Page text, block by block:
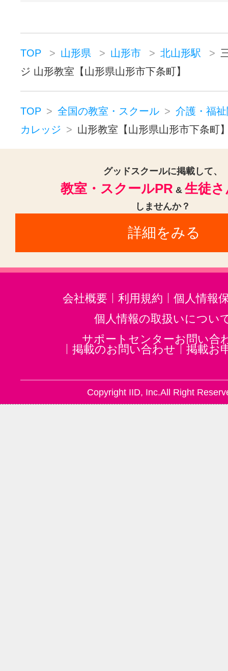
TOP 山形県 山形市 北山形駅
ジ 山形教室【山形県山形市下条町】
TOP 全国の教室・スクール
介護・福
カレッジ
山形教室【山形県山形市下条町
グッドスクールに掲載して、
教室・スクールPR & 生徒
しませんか？
詳細をみる
会社概要 利用規約
個人情報
個人情報の取扱いについ
サポートセンターお問い合
掲載のお問い合わせ
掲載お
Copyright IID, Inc.All Right